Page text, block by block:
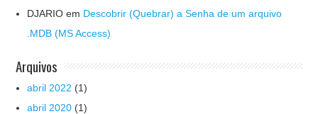
DJARIO em Descobrir (Quebrar) a Senha de um arquivo
.MDB (MS Access)
Arquivos
abril 2022 (1)
abril 2020 (1)